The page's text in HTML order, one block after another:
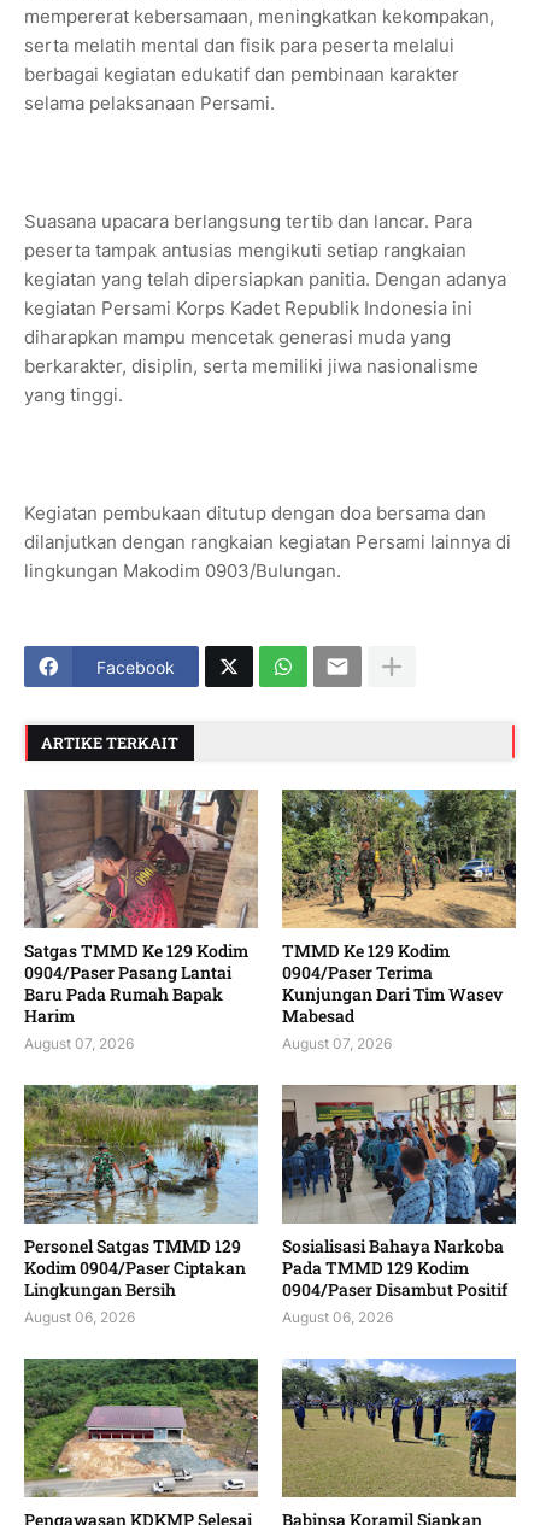
mempererat kebersamaan, meningkatkan kekompakan,
serta melatih mental dan fisik para peserta melalui
berbagai kegiatan edukatif dan pembinaan karakter
selama pelaksanaan Persami.
Suasana upacara berlangsung tertib dan lancar. Para
peserta tampak antusias mengikuti setiap rangkaian
kegiatan yang telah dipersiapkan panitia. Dengan adanya
kegiatan Persami Korps Kadet Republik Indonesia ini
diharapkan mampu mencetak generasi muda yang
berkarakter, disiplin, serta memiliki jiwa nasionalisme
yang tinggi.
Kegiatan pembukaan ditutup dengan doa bersama dan
dilanjutkan dengan rangkaian kegiatan Persami lainnya di
lingkungan Makodim 0903/Bulungan.
Facebook
ARTIKE TERKAIT
Satgas TMMD Ke 129 Kodim
0904/Paser Pasang Lantai
Baru Pada Rumah Bapak
Harim
August 07, 2026
TMMD Ke 129 Kodim
0904/Paser Terima
Kunjungan Dari Tim Wasev
Mabesad
August 07, 2026
Personel Satgas TMMD 129
Kodim 0904/Paser Ciptakan
Lingkungan Bersih
August 06, 2026
Sosialisasi Bahaya Narkoba
Pada TMMD 129 Kodim
0904/Paser Disambut Positif
August 06, 2026
Pengawasan KDKMP Selesai Babinsa Koramil Siapkan